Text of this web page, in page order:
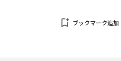
bookmark_add ブックマーク追加